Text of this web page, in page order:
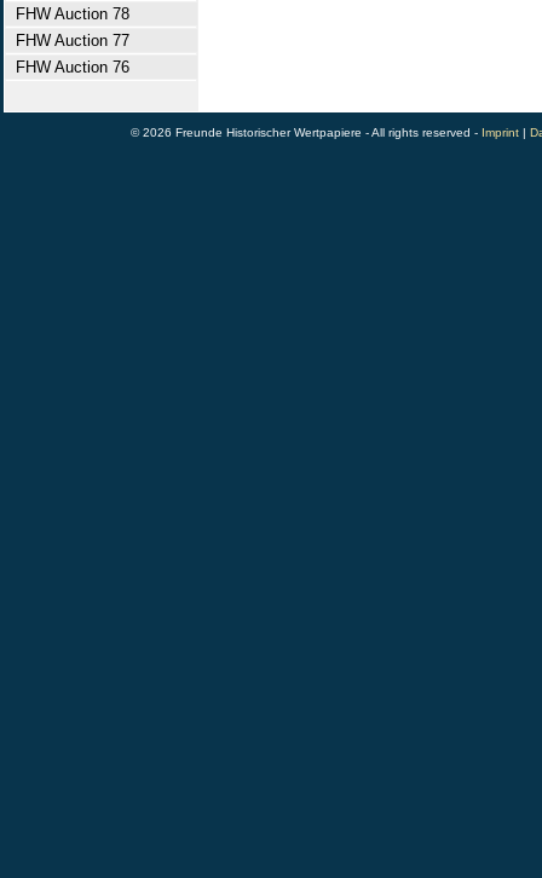
FHW Auction 78
FHW Auction 77
FHW Auction 76
© 2026 Freunde Historischer Wertpapiere - All rights reserved - Imprint |